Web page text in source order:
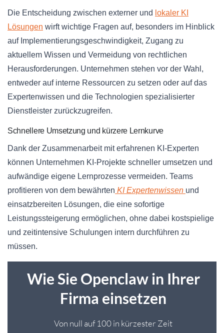
Die Entscheidung zwischen externer und lokaler KI
Lösungen wirft wichtige Fragen auf, besonders im Hinblick
auf Implementierungsgeschwindigkeit, Zugang zu
aktuellem Wissen und Vermeidung von rechtlichen
Herausforderungen. Unternehmen stehen vor der Wahl,
entweder auf interne Ressourcen zu setzen oder auf das
Expertenwissen und die Technologien spezialisierter
Dienstleister zurückzugreifen.
Schnellere Umsetzung und kürzere Lernkurve
Dank der Zusammenarbeit mit erfahrenen KI-Experten
können Unternehmen KI-Projekte schneller umsetzen und
aufwändige eigene Lernprozesse vermeiden. Teams
profitieren von dem bewährten KI Expertenwissen und
einsatzbereiten Lösungen, die eine sofortige
Leistungssteigerung ermöglichen, ohne dabei kostspielige
und zeitintensive Schulungen intern durchführen zu
müssen.